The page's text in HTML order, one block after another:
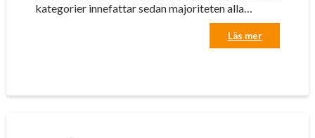
kategorier innefattar sedan majoriteten alla…
Läs mer